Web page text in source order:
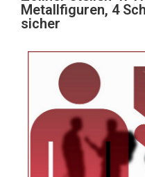
Metallfiguren, 4
sicher